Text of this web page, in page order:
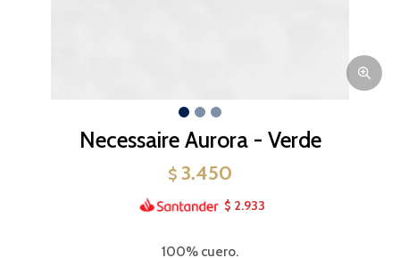
Necessaire Aurora - Verde
$ 3.450
$ 2.933
100% cuero.